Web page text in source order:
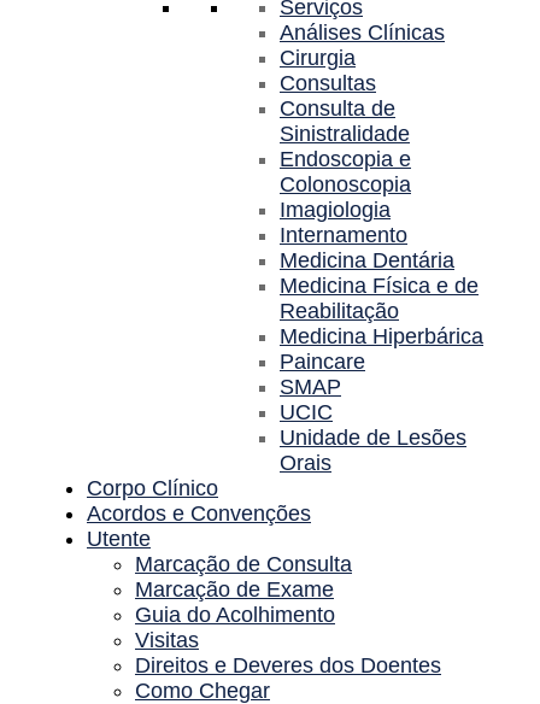
Serviços
Análises Clínicas
Cirurgia
Consultas
Consulta de
Sinistralidade
Endoscopia e
Colonoscopia
Imagiologia
Internamento
Medicina Dentária
Medicina Física e de
Reabilitação
Medicina Hiperbárica
Paincare
SMAP
UCIC
Unidade de Lesões
Orais
Corpo Clínico
Acordos e Convenções
Utente
Marcação de Consulta
Marcação de Exame
Guia do Acolhimento
Visitas
Direitos e Deveres dos Doentes
Como Chegar